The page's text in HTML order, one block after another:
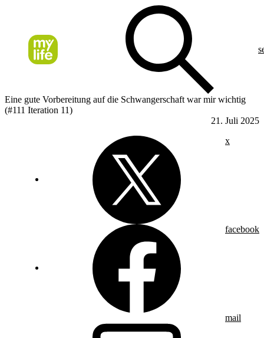
Eine gute Vorbereitung auf die Schwangerschaft war mir wichtig
(#111 Iteration 11)
21. Juli 2025
x
facebook
mail